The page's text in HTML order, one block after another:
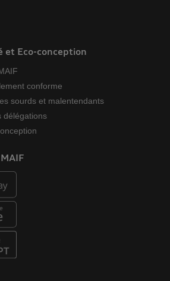
et Eco-conception
conforme
sourds et malentendants
délégations